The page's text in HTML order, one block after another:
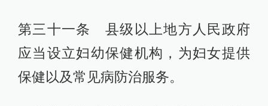
第三十一条 县级以上地方人民政府
应当设立妇幼保健机构，为妇女提供
保健以及常见病防治服务。